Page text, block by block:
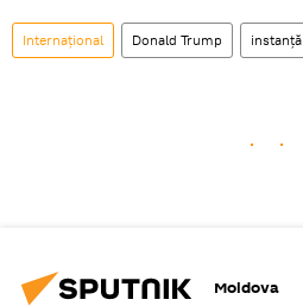
Internațional Donald Trump instanță
Moldova